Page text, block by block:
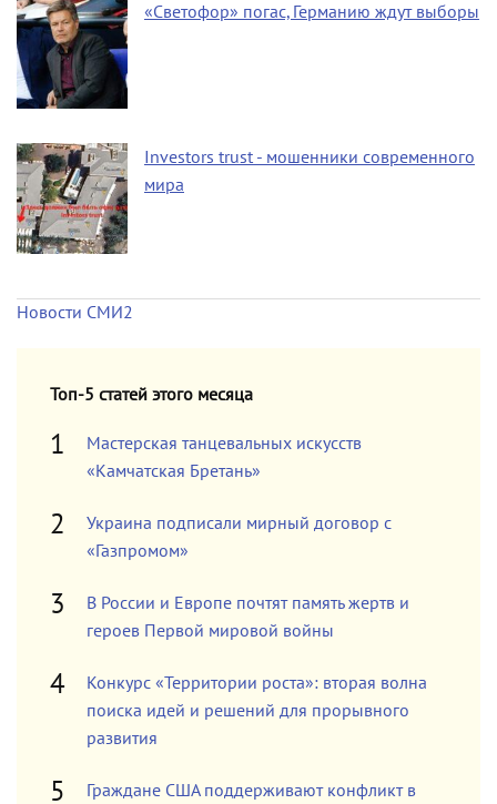
«Светофор» погас, Германию ждут выборы
Investors trust - мошенники современного
мира
Новости СМИ2
Топ-5 статей этого месяца
Мастерская танцевальных искусств
«Камчатская Бретань»
Украина подписали мирный договор с
«Газпромом»
В России и Европе почтят память жертв и
героев Первой мировой войны
Конкурс «Территории роста»: вторая волна
поиска идей и решений для прорывного
развития
Граждане США поддерживают конфликт в